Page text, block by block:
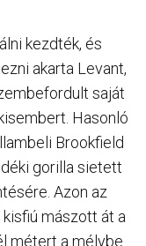
kezdték, és
akarta Levant,
saját
Hasonló
Brookfield
gorilla sietett
Azon az
mászott át a
métert a mélybe.